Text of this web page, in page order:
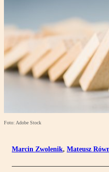
Foto: Adobe Stock
Marcin Zwolenik, Mateusz